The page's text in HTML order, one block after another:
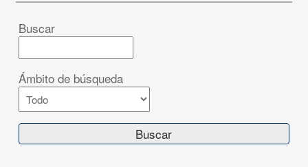
Buscar
Ámbito de búsqueda